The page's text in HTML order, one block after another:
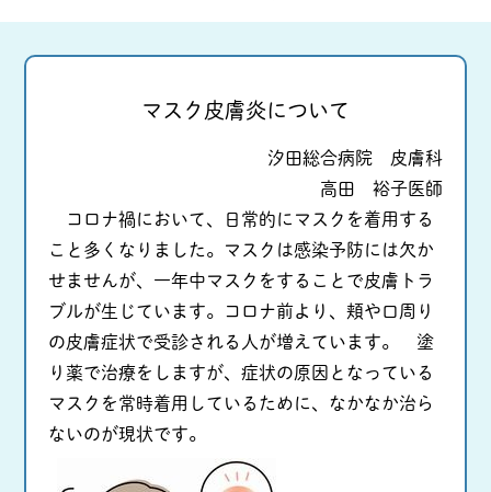
マスク皮膚炎について
汐田総合病院 皮膚科
高田 裕子医師
コロナ禍において、日常的にマスクを着用する
こと多くなりました。マスクは感染予防には欠か
せませんが、一年中マスクをすることで皮膚トラ
ブルが生じています。コロナ前より、頬や口周り
の皮膚症状で受診される人が増えています。 塗
り薬で治療をしますが、症状の原因となっている
マスクを常時着用しているために、なかなか治ら
ないのが現状です。